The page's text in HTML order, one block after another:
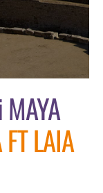
FT LAIA